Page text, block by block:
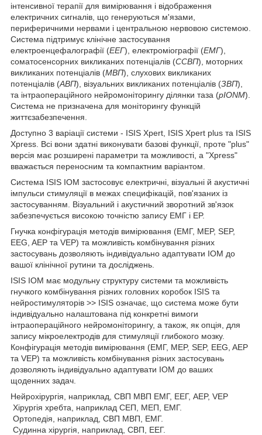
інтенсивної терапії для вимірювання і відображення
електричних сигналів, що генеруються м'язами,
периферичними нервами і центральною нервовою системою.
Система підтримує клінічне застосування
електроенцефалографії (ЕЕГ), електроміографії (ЕМГ),
соматосенсорних викликаних потенціалів (ССВП), моторних
викликаних потенціалів (МВП), слухових викликаних
потенціалів (АВП), візуальних викликаних потенціалів (ЗВП),
та інтраопераційного нейромоніторингу ділянки таза (pIONM).
Система не призначена для моніторингу функцій
життєзабезпечення.
Доступно 3 варіації системи - ISIS Xpert, ISIS Xpert plus та ISIS
Xpress. Всі вони здатні виконувати базові функції, проте "plus"
версія має розширені параметри та можливості, а "Xpress"
вважається переносним та компактним варіантом.
Система ISIS IOM застосовує електричні, візуальні й акустичні
імпульси стимуляції в межах специфікацій, пов'язаних із
застосуванням. Візуальний і акустичний зворотний зв'язок
забезпечується високою точністю запису ЕМГ і EP.
Гнучка конфігурація методів вимірювання (ЕМГ, MEP, SEP,
EEG, AEP та VEP) та можливість комбінування різних
застосувань дозволяють індивідуально адаптувати IOM до
вашої клінічної рутини та досліджень.
ISIS IOM має модульну структуру системи та можливість
гнучкого комбінування різних головних коробок ISIS та
нейростимуляторів >> ISIS означає, що система може бути
індивідуально налаштована під конкретні вимоги
інтраопераційного нейромоніторингу, а також, як опція, для
запису мікроелектродів для стимуляції глибокого мозку.
Конфігурація методів вимірювання (ЕМГ, MEP, SEP, EEG, AEP
та VEP) та можливість комбінування різних застосувань
дозволяють індивідуально адаптувати IOM до ваших
щоденних задач.
Нейрохірургія, наприклад, СВП МВП ЕМГ, ЕЕГ, AEP, VEP
Хірургія хребта, наприклад СЕП, МЕП, ЕМГ.
Ортопедія, наприклад, СВП МВП, ЕМГ.
Судинна хірургія, наприклад, СВП, ЕЕГ.